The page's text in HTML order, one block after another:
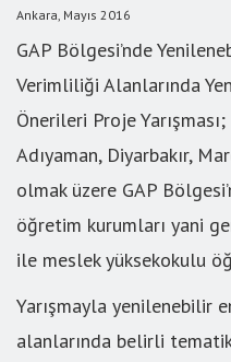
Ankara, Mayıs 2016
GAP Bölgesi’nde
Verimliliği Alanlarında
Önerileri Proje
Adıyaman, Diyarbakır,
olmak üzere GAP
öğretim kurumları yani
ile meslek yüksekokulu
Yarışmayla yenilenebilir
alanlarında belirli